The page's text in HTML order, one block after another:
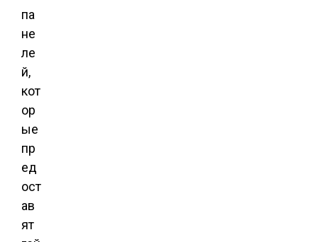
па
не
ле
й,
кот
ор
ые
пр
ед
ост
ав
ят